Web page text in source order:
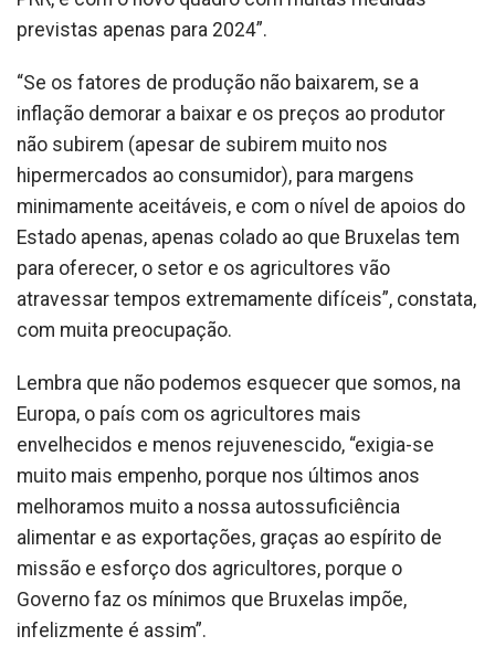
previstas apenas para 2024”.
“Se os fatores de produção não baixarem, se a
inflação demorar a baixar e os preços ao produtor
não subirem (apesar de subirem muito nos
hipermercados ao consumidor), para margens
minimamente aceitáveis, e com o nível de apoios do
Estado apenas, apenas colado ao que Bruxelas tem
para oferecer, o setor e os agricultores vão
atravessar tempos extremamente difíceis”, constata,
com muita preocupação.
Lembra que não podemos esquecer que somos, na
Europa, o país com os agricultores mais
envelhecidos e menos rejuvenescido, “exigia-se
muito mais empenho, porque nos últimos anos
melhoramos muito a nossa autossuficiência
alimentar e as exportações, graças ao espírito de
missão e esforço dos agricultores, porque o
Governo faz os mínimos que Bruxelas impõe,
infelizmente é assim”.